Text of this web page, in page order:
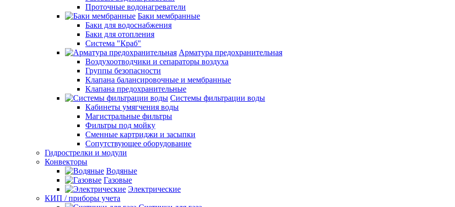
Проточные водонагреватели
Баки мембранные
Баки для водоснабжения
Баки для отопления
Система "Краб"
Арматура предохранительная
Воздухоотводчики и сепараторы воздуха
Группы безопасности
Клапана балансировочные и мембранные
Клапана предохранительные
Системы фильтрации воды
Кабинеты умягчения воды
Магистральные фильтры
Фильтры под мойку
Сменные картриджи и засыпки
Сопутствующее оборудование
Гидрострелки и модули
Конвекторы
Водяные
Газовые
Электрические
КИП / приборы учета